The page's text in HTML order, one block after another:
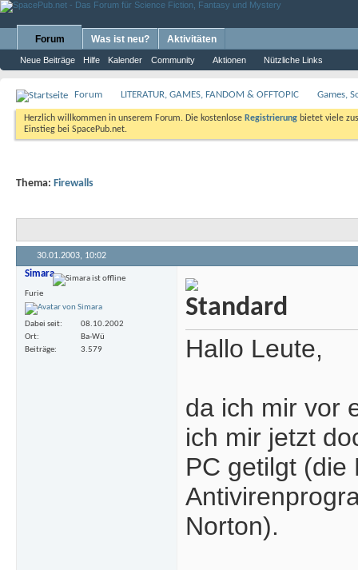
Forum
Neue Beiträge Hilfe Kalender Community Aktionen Nützliche Links
Was ist neu? Aktivitäten
Forum LITERATUR, GAMES, FANDOM & OFFTOPIC Games,
Herzlich willkommen in unserem Forum. Die kostenlose Registrierung bietet viele
Einstieg bei SpacePub.net.
Thema: Firewalls
30.01.2003, 10:02
Simara
Furie
Dabei seit
08.10.2002
Ort
Ba-Wü
Beiträge
3.579 Hallo Leute,
da ich mir vor
ich mir jetzt
PC getilgt (die
Norton).